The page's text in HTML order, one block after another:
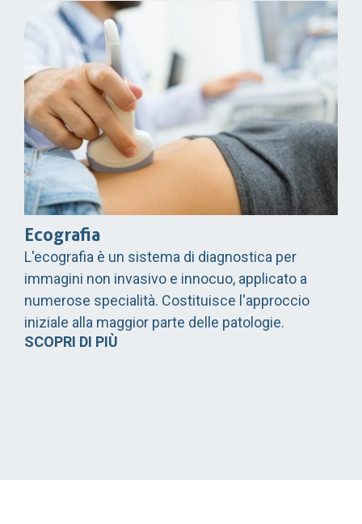
Ecografia
L'ecografia è un sistema di diagnostica per
immagini non invasivo e innocuo, applicato a
numerose specialità. Costituisce l'approccio
iniziale alla maggior parte delle patologie.
SCOPRI DI PIÙ